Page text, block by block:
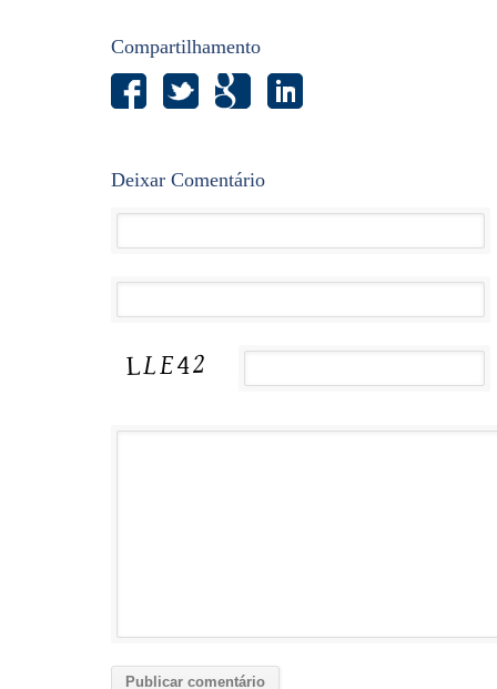
Compartilhamento
Deixar Comentário